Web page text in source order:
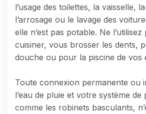
l’usage des toilettes, la vaisselle,
l’arrosage ou le lavage des
elle n’est pas potable. Ne
cuisiner, vous brosser les dents,
douche ou pour la piscine de vos
Toute connexion permanente ou
l’eau de pluie et votre système de
comme les robinets basculants,